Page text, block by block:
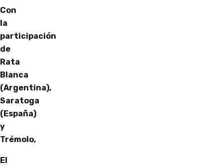
Con
la
participación
de
Rata
Blanca
(Argentina),
Saratoga
(España)
y
Trémolo,
El